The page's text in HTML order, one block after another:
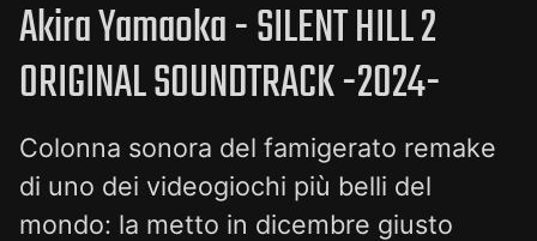
Akira Yamaoka - SILENT HILL 2
ORIGINAL SOUNDTRACK -2024-
Colonna sonora del famigerato remake
di uno dei videogiochi più belli del
mondo: la metto in dicembre giusto